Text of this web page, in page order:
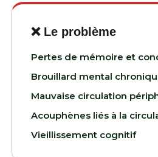
❌ Le problème
Pertes de mémoire et
Brouillard mental
Mauvaise circulation
Acouphènes liés à la
Vieillissement cognitif